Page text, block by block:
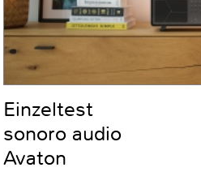
Einzeltest
sonoro audio
Avaton